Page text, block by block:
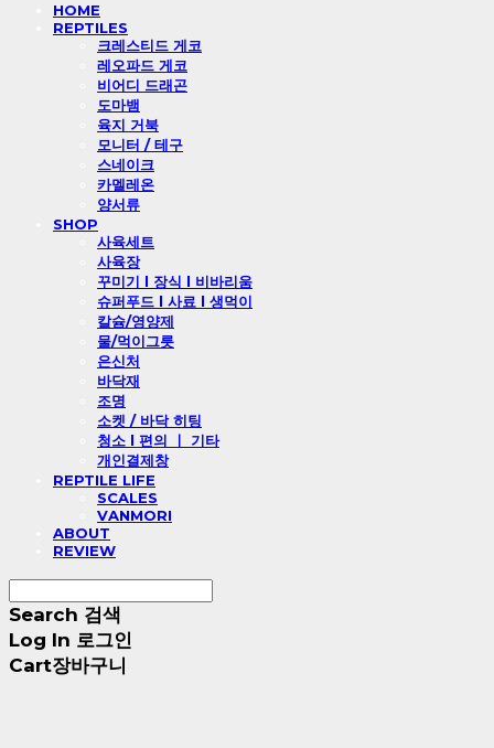
HOME
REPTILES
크레스티드 게코
레오파드 게코
비어디 드래곤
도마뱀
육지 거북
모니터 / 테구
스네이크
카멜레온
양서류
SHOP
사육세트
사육장
꾸미기 l 장식 l 비바리움
슈퍼푸드 l 사료 l 생먹이
칼슘/영양제
물/먹이그릇
은신처
바닥재
조명
소켓 / 바닥 히팅
청소 l 편의 ㅣ 기타
개인결제창
REPTILE LIFE
SCALES
VANMORI
ABOUT
REVIEW
Search 검색
Log In 로그인
Cart장바구니